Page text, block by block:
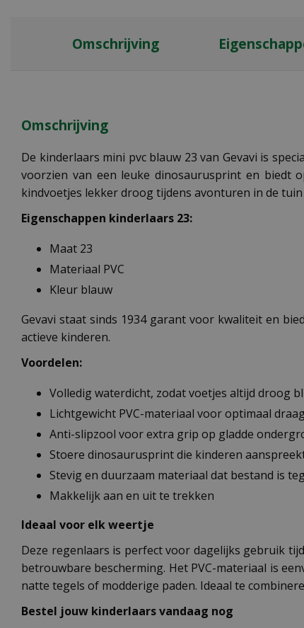
Omschrijving
Omschrijving
De kinderlaars mini pvc blauw 23 van Gevavi is
voorzien van een leuke dinosaurusprint en biedt
kindvoetjes lekker droog tijdens avonturen in de
Eigenschappen kinderlaars 23:
Maat 23
Materiaal PVC
Kleur blauw
Gevavi staat sinds 1934 garant voor kwaliteit en
actieve kinderen.
Voordelen:
Volledig waterdicht, zodat voetjes altijd droog
Lichtgewicht PVC-materiaal voor optimaal
Anti-slipzool voor extra grip op gladde
Stoere dinosaurusprint die kinderen
Stevig en duurzaam materiaal dat bestand is
Makkelijk aan en uit te trekken
Ideaal voor elk weertje
Deze regenlaars is perfect voor dagelijks gebruik
betrouwbare bescherming. Het PVC-materiaal is
natte tegels of modderige paden. Ideaal te
Bestel jouw kinderlaars vandaag nog